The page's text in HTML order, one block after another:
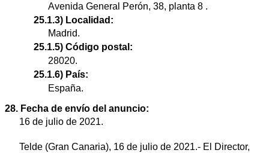
Avenida General Perón, 38, planta 8 .
25.1.3) Localidad:
Madrid.
25.1.5) Código postal:
28020.
25.1.6) País:
España.
28. Fecha de envío del anuncio:
16 de julio de 2021.
Telde (Gran Canaria), 16 de julio de 2021.- El Director,